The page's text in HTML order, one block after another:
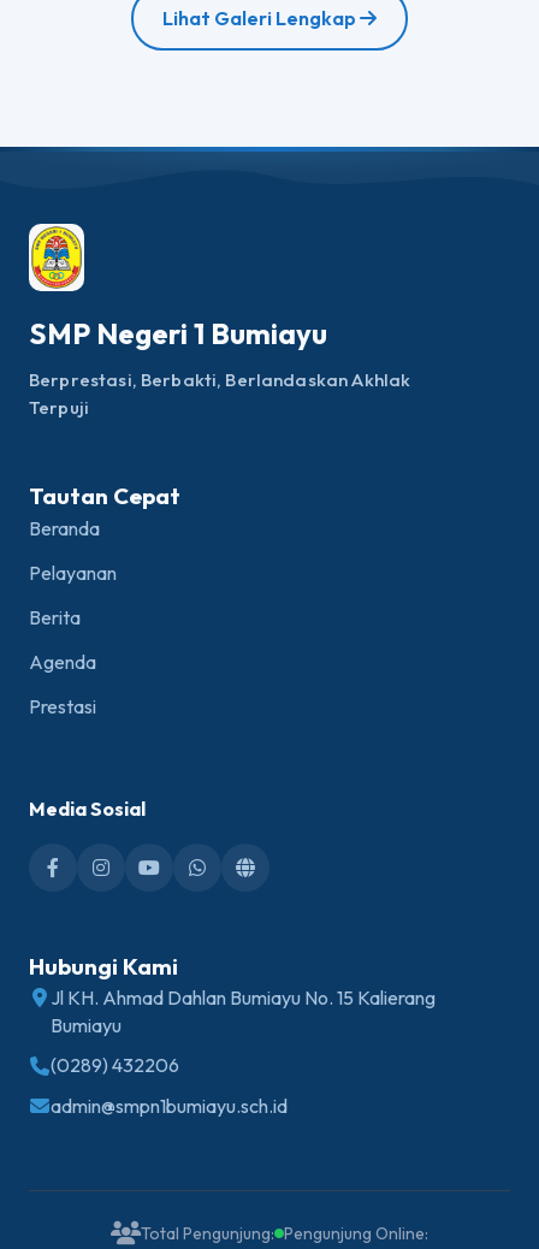
Lihat Galeri Lengkap
SMP Negeri 1 Bumiayu
Berprestasi, Berbakti, Berlandaskan Akhlak
Terpuji
Tautan Cepat
Beranda
Pelayanan
Berita
Agenda
Prestasi
Media Sosial
Hubungi Kami
Jl KH. Ahmad Dahlan Bumiayu No. 15 Kalierang
Bumiayu
(0289) 432206
admin@smpn1bumiayu.sch.id
Total Pengunjung: Pengunjung Online: